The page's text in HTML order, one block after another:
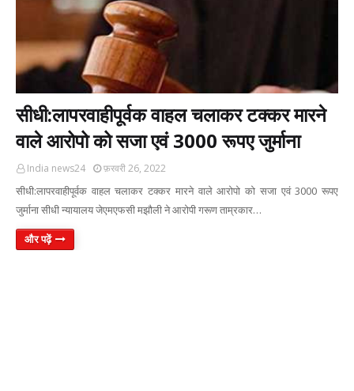
सीधी:लापरवाहीपूर्वक वाहल चलाकर टक्कर मारने
वाले आरोपो को सजा एवं 3000 रूपए जुर्माना
India news24 फ़रवरी 26, 2022
सीधी:लापरवाहीपूर्वक वाहल चलाकर टक्कर मारने वाले आरोपो को सजा एवं 3000 रूपए
जुर्माना सीधी न्यायालय जेएमएफसी मझौली ने आरोपी गरूण ताम्रकार…
और पढ़ें